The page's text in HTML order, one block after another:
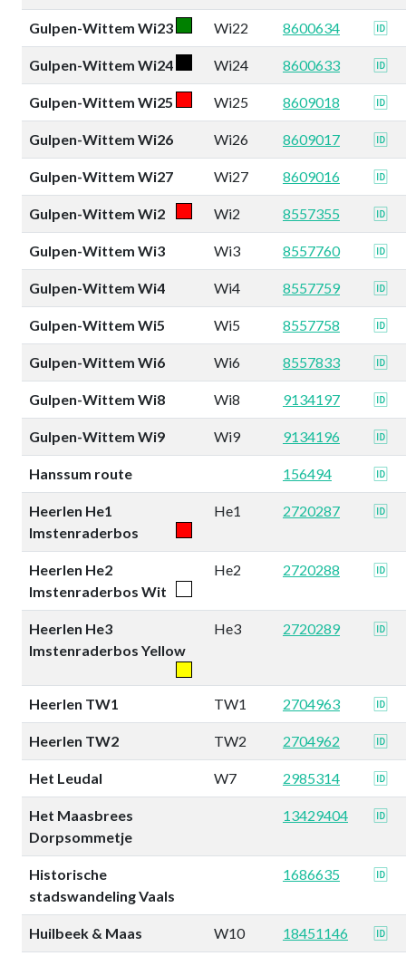
Gulpen-Wittem Wi23 Wi22 8600634 🆔
Gulpen-Wittem Wi24 Wi24 8600633 🆔
Gulpen-Wittem Wi25 Wi25 8609018 🆔
Gulpen-Wittem Wi26 Wi26 8609017 🆔
Gulpen-Wittem Wi27 Wi27 8609016 🆔
Gulpen-Wittem Wi2 Wi2 8557355 🆔
Gulpen-Wittem Wi3 Wi3 8557760 🆔
Gulpen-Wittem Wi4 Wi4 8557759 🆔
Gulpen-Wittem Wi5 Wi5 8557758 🆔
Gulpen-Wittem Wi6 Wi6 8557833 🆔
Gulpen-Wittem Wi8 Wi8 9134197 🆔
Gulpen-Wittem Wi9 Wi9 9134196 🆔
Hanssum route 156494 🆔
Heerlen He1
Imstenraderbos
He1 2720287 🆔
Heerlen He2
Imstenraderbos Wit
He2 2720288 🆔
Heerlen He3
Imstenraderbos Yellow
He3 2720289 🆔
Heerlen TW1 TW1 2704963 🆔
Heerlen TW2 TW2 2704962 🆔
Het Leudal W7 2985314 🆔
Het Maasbrees
Dorpsommetje
13429404 🆔
Historische
stadswandeling Vaals
1686635 🆔
Huilbeek & Maas W10 18451146 🆔